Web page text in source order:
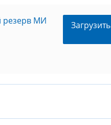
резерв МИ
Загрузить